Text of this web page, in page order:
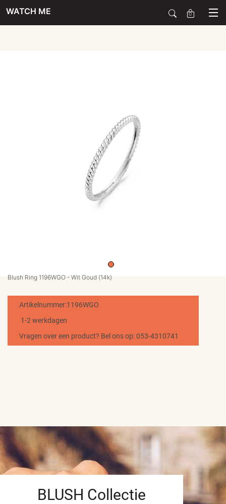
WATCH ME 0
Blush Ring 1196WGO - Wit Goud (14k)
Artikelnummer:1196WGO
1-2 werkdagen
Vragen over een product? Bel ons op: 053-4310741
BLUSH Collectie